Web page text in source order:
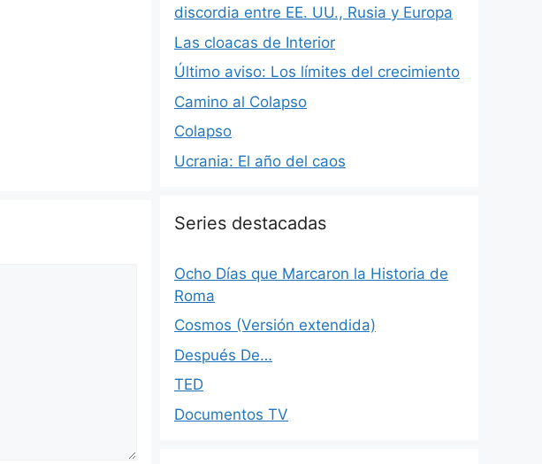
discordia entre EE. UU., Rusia y Europa
Las cloacas de Interior
Último aviso: Los límites del crecimiento
Camino al Colapso
Colapso
Ucrania: El año del caos
Series destacadas
Ocho Días que Marcaron la Historia de
Roma
Cosmos (Versión extendida)
Después De…
TED
Documentos TV